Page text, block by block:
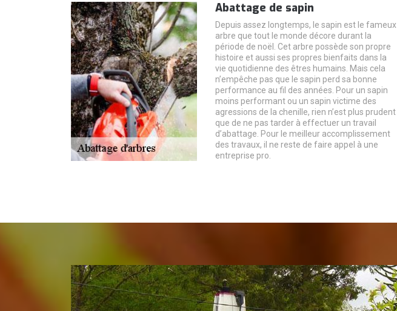
Abattage de sapin
Depuis assez longtemps, le sapin est le fameux
arbre que tout le monde décore durant la
période de noël. Cet arbre possède son propre
histoire et aussi ses propres bienfaits dans la
vie quotidienne des êtres humains. Mais cela
n’empêche pas que le sapin perd sa bonne
performance au fil des années. Pour un sapin
moins performant ou un sapin victime des
agressions de la chenille, rien n’est plus prudent
que de ne pas tarder à effectuer un travail
d’abattage. Pour le meilleur accomplissement
des travaux, il ne reste de faire appel à une
entreprise pro.